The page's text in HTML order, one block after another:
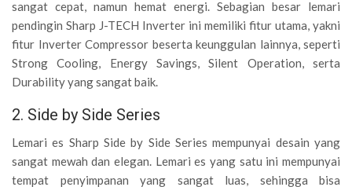
sangat cepat, namun hemat energi. Sebagian besar lemari
pendingin Sharp J-TECH Inverter ini memiliki fitur utama, yakni
fitur Inverter Compressor beserta keunggulan lainnya, seperti
Strong Cooling, Energy Savings, Silent Operation, serta
Durability yang sangat baik.
2. Side by Side Series
Lemari es Sharp Side by Side Series mempunyai desain yang
sangat mewah dan elegan. Lemari es yang satu ini mempunyai
tempat penyimpanan yang sangat luas, sehingga bisa